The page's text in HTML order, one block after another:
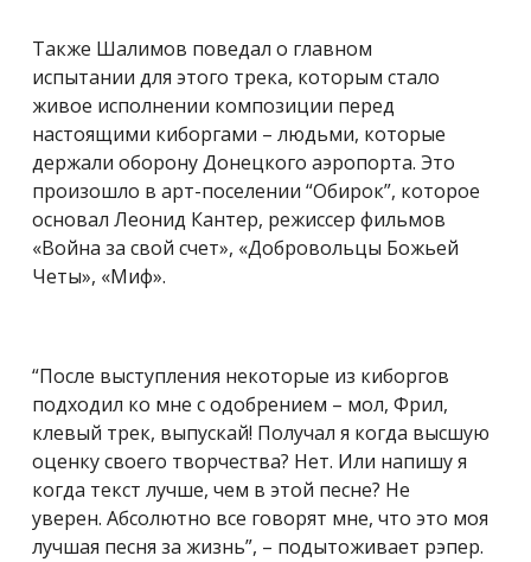
Также Шалимов поведал о главном
испытании для этого трека, которым стало
живое исполнении композиции перед
настоящими киборгами – людьми, которые
держали оборону Донецкого аэропорта. Это
произошло в арт-поселении “Обирок”, которое
основал Леонид Кантер, режиссер фильмов
«Война за свой счет», «Добровольцы Божьей
Четы», «Миф».
“После выступления некоторые из киборгов
подходил ко мне с одобрением – мол, Фрил,
клевый трек, выпускай! Получал я когда высшую
оценку своего творчества? Нет. Или напишу я
когда текст лучше, чем в этой песне? Не
уверен. Абсолютно все говорят мне, что это моя
лучшая песня за жизнь”, – подытоживает рэпер.